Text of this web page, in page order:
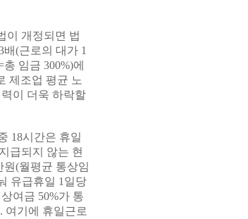
이 개정되면 법
(근로의 대가 1
임금 300%)에
제조업 평균 노
이 더욱 하락할
18시간은 휴일
급되지 않는 현
(월평균 통상임
유급휴일 1일당
여금 50%가 통
여기에 휴일근로